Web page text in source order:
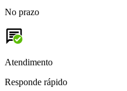
No prazo
Atendimento
Responde rápido